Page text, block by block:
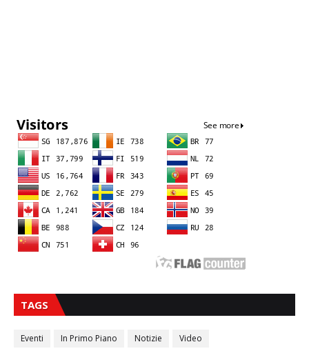
TAGS
Eventi In Primo Piano Notizie Video